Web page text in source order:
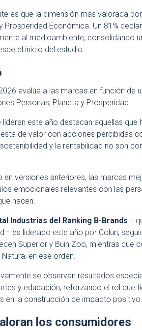
es que la dimensión más valorada
Prosperidad Económica. Un 81%
al medioambiente, consolidando
el inicio del estudio.
evalúa a las marcas en función de
Personas, Planeta y Prosperidad.
lideran este año destacan aquellas
de valor con acciones percibidas
y la rentabilidad no son
versiones anteriores, las marcas
emocionales relevantes con las
hacen.
Industrias del Ranking B-Brands
es liderado este año por Colun,
Superior y Buin Zoo, mientras que
en ese orden.
se observan resultados
y educación, reforzando el rol que
en la construcción de impacto positivo.
los consumidores